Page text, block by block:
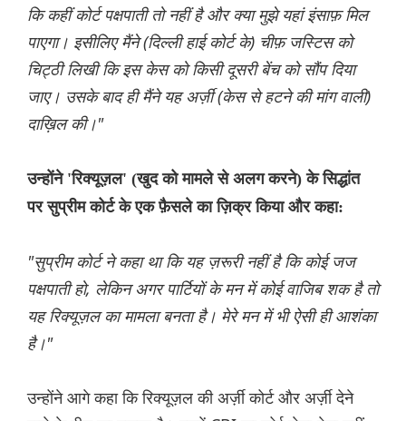
कि कहीं कोर्ट पक्षपाती तो नहीं है और क्या मुझे यहां इंसाफ़ मिल
पाएगा। इसीलिए मैंने (दिल्ली हाई कोर्ट के) चीफ़ जस्टिस को
चिट्ठी लिखी कि इस केस को किसी दूसरी बेंच को सौंप दिया
जाए। उसके बाद ही मैंने यह अर्ज़ी (केस से हटने की मांग वाली)
दाख़िल की।"
उन्होंने 'रिक्यूज़ल' (खुद को मामले से अलग करने) के सिद्धांत
पर सुप्रीम कोर्ट के एक फ़ैसले का ज़िक्र किया और कहा:
"सुप्रीम कोर्ट ने कहा था कि यह ज़रूरी नहीं है कि कोई जज
पक्षपाती हो, लेकिन अगर पार्टियों के मन में कोई वाजिब शक है तो
यह रिक्यूज़ल का मामला बनता है। मेरे मन में भी ऐसी ही आशंका
है।"
उन्होंने आगे कहा कि रिक्यूज़ल की अर्ज़ी कोर्ट और अर्ज़ी देने